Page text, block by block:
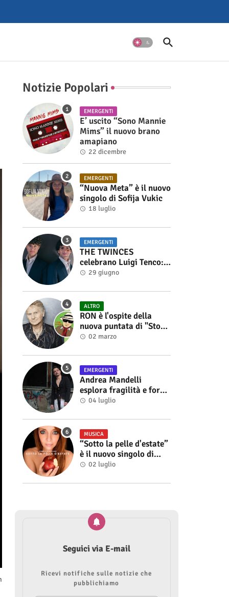
Notizie Popolari
EMERGENTI
E’ uscito “Sono Mannie
Mims” il nuovo brano
amapiano
22 dicembre
EMERGENTI
“Nuova Meta” è il nuovo
singolo di Sofija Vukic
18 luglio
EMERGENTI
THE TWINCES
celebrano Luigi Tenco:
fuori singolo e video di
29 giugno
ALTRO
RON è l'ospite della
nuova puntata di "Storie
di Musica", in onda sul
Alberto Salerno
02 marzo
EMERGENTI
Andrea Mandelli
esplora fragilità e forza
nel videoclip di “Sofia”
04 luglio
MUSICA
“Sotto la pelle d'estate”
è il nuovo singolo di
Roberta Modìgliani
02 luglio
Seguici via E-mail
Ricevi notifiche sulle notizie che
pubblichiamo